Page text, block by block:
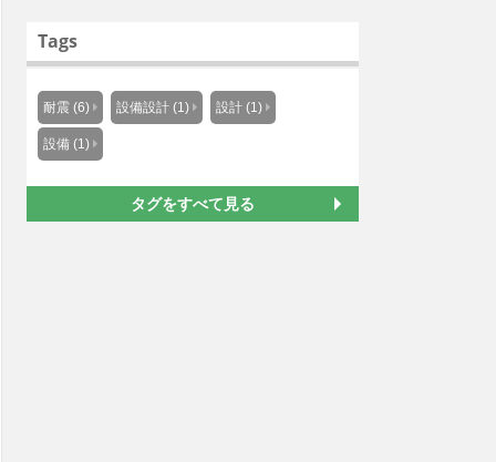
Tags
耐震 (6) 設備設計 (1) 設計 (1)
設備 (1)
タグをすべて見る